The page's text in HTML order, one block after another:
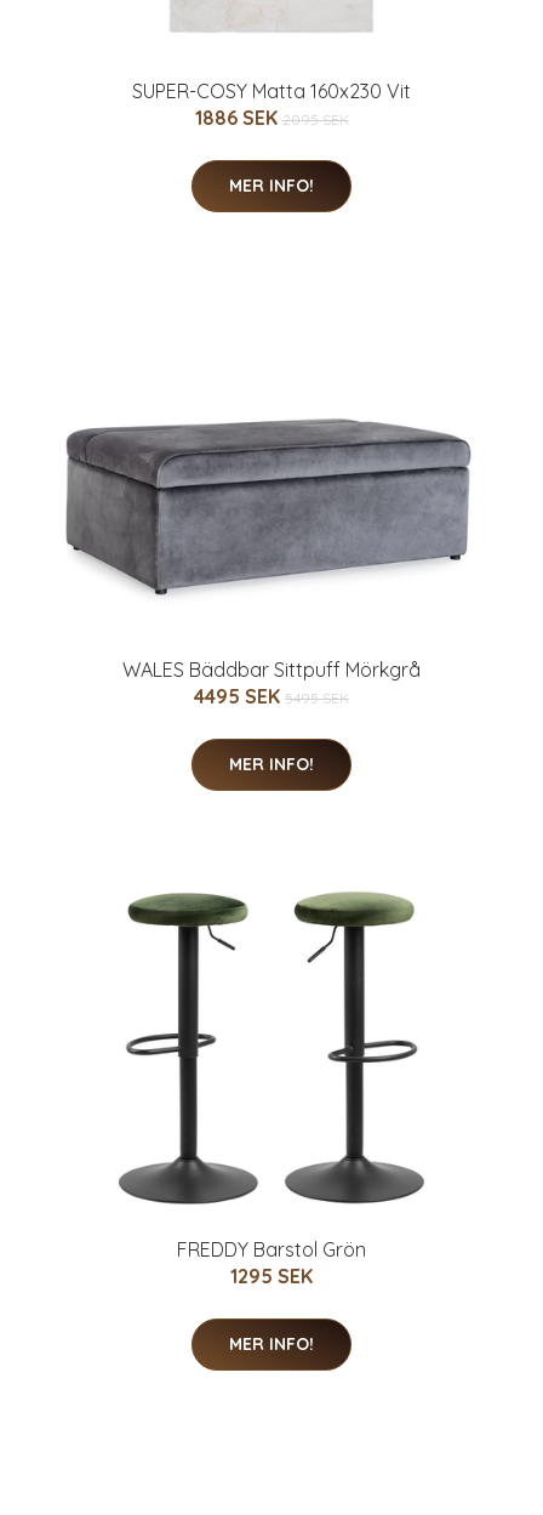
SUPER-COSY Matta 160x230 Vit
1886 SEK 2095 SEK
MER INFO!
WALES Bäddbar Sittpuff Mörkgrå
4495 SEK 5495 SEK
MER INFO!
FREDDY Barstol Grön
1295 SEK
MER INFO!